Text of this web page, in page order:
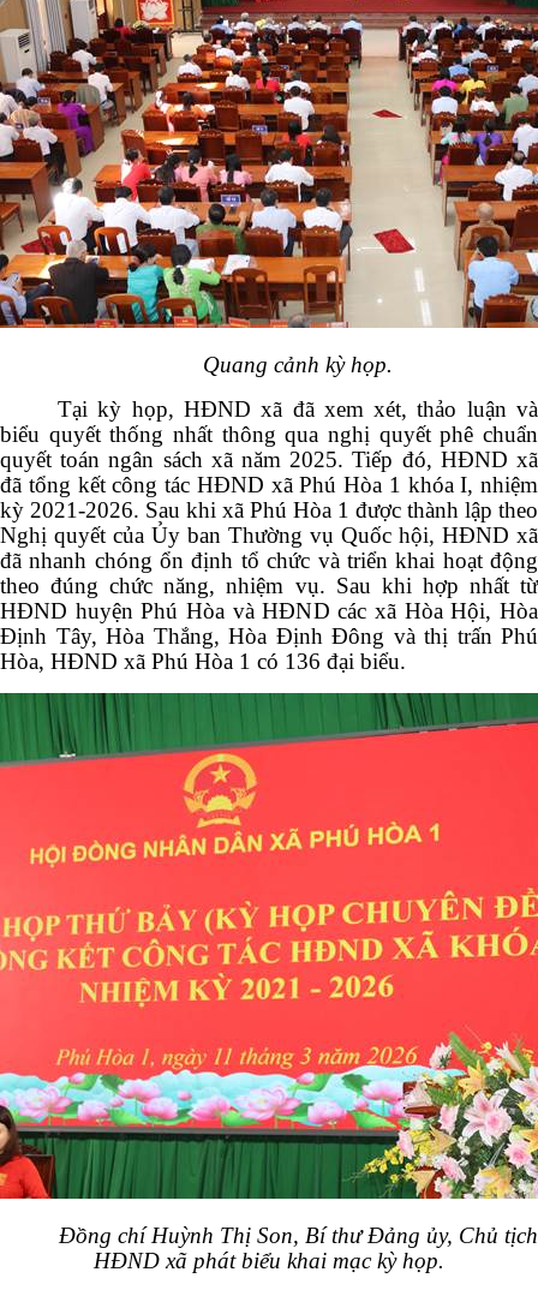
Quang cảnh kỳ họp.
Tại kỳ họp, HĐND xã đã xem xét, thảo luận và
biểu quyết thống nhất thông qua nghị quyết phê chuẩn
quyết toán ngân sách xã năm 2025. Tiếp đó, HĐND xã
đã tổng kết công tác HĐND xã Phú Hòa 1 khóa I, nhiệm
kỳ 2021-2026. Sau khi xã Phú Hòa 1 được thành lập theo
Nghị quyết của Ủy ban Thường vụ Quốc hội, HĐND xã
đã nhanh chóng ổn định tổ chức và triển khai hoạt động
theo đúng chức năng, nhiệm vụ. Sau khi hợp nhất từ
HĐND huyện Phú Hòa và HĐND các xã Hòa Hội, Hòa
Định Tây, Hòa Thắng, Hòa Định Đông và thị trấn Phú
Hòa, HĐND xã Phú Hòa 1 có 136 đại biểu.
Đồng chí Huỳnh Thị Son, Bí thư Đảng ủy, Chủ tịch
HĐND xã phát biểu khai mạc kỳ họp.